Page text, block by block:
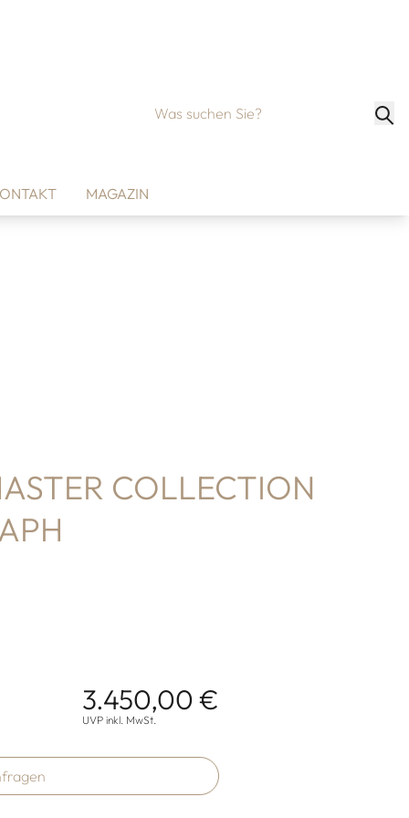
MAGAZIN
COLLECTION
3.450,00 €
UVP inkl. MwSt.